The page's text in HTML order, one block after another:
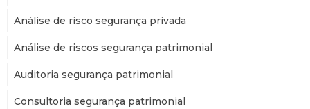
Análise de risco segurança privada
Análise de riscos segurança patrimonial
Auditoria segurança patrimonial
Consultoria segurança patrimonial